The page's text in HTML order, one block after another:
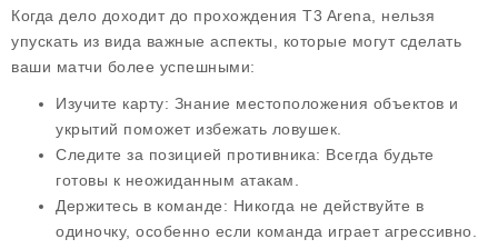
Когда дело доходит до прохождения T3 Arena, нельзя
упускать из вида важные аспекты, которые могут сделать
ваши матчи более успешными:
Изучите карту: Знание местоположения объектов и
укрытий поможет избежать ловушек.
Следите за позицией противника: Всегда будьте
готовы к неожиданным атакам.
Держитесь в команде: Никогда не действуйте в
одиночку, особенно если команда играет агрессивно.